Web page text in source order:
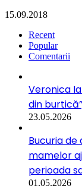
15.09.2018
Recent
Popular
Comentarii
Veronica
din
23.05.2026
Bucuria de
mamelor
perioada
01.05.2026